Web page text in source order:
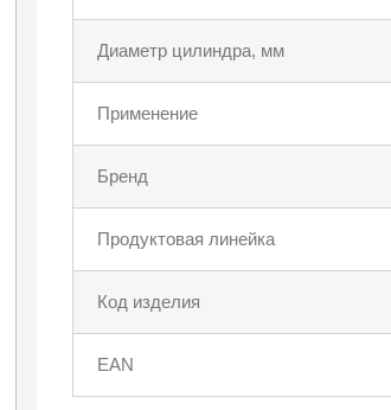
Диаметр цилиндра, мм
Применение
Бренд
Продуктовая линейка
Код изделия
EAN